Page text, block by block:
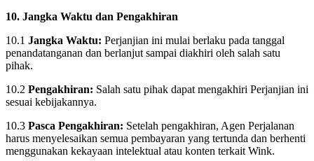
10. Jangka Waktu dan Pengakhiran
10.1 Jangka Waktu: Perjanjian ini mulai berlaku pada tanggal
penandatanganan dan berlanjut sampai diakhiri oleh salah satu
pihak.
10.2 Pengakhiran: Salah satu pihak dapat mengakhiri Perjanjian ini
sesuai kebijakannya.
10.3 Pasca Pengakhiran: Setelah pengakhiran, Agen Perjalanan
harus menyelesaikan semua pembayaran yang tertunda dan berhenti
menggunakan kekayaan intelektual atau konten terkait Wink.